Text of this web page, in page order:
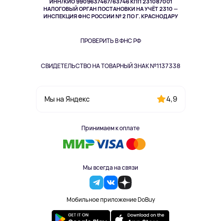
НАЛОГОВЫЙ ОРГАН ПОСТАНОВКИ НА УЧЁТ 2310 —
ИНСПЕКЦИЯ ФНС РОССИИ № 2 ПО Г. КРАСНОДАРУ
ПРОВЕРИТЬ В ФНС РФ
СВИДЕТЕЛЬСТВО НА ТОВАРНЫЙ ЗНАК №1137338
Мы на Яндекс 4,9
Принимаем к оплате
Мы всегда на связи
Мобильное приложение DoBuy
Здоровье питомцев
Одежда и аксессуары